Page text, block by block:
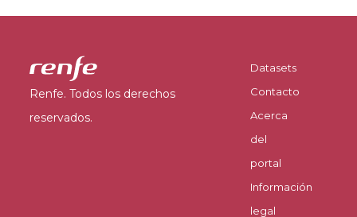
Renfe. Todos los derechos
reservados.
Datasets
Contacto
Acerca
del
portal
Información
legal